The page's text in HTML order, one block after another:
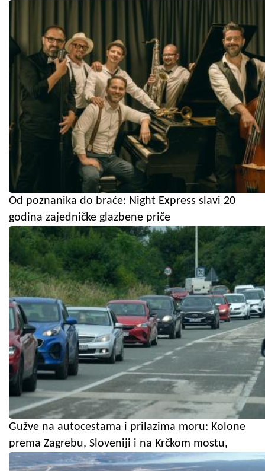
Od poznanika do braće: Night Express slavi 20
godina zajedničke glazbene priče
Gužve na autocestama i prilazima moru: Kolone
prema Zagrebu, Sloveniji i na Krčkom mostu,